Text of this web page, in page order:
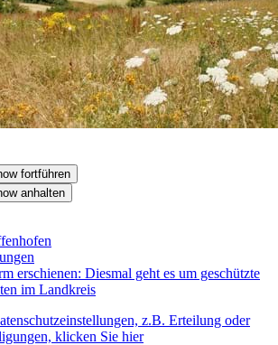
fortführen
anhalten
erschienen: Diesmal geht es um geschützte
im Landkreis
z.B. Erteilung oder
klicken Sie hier